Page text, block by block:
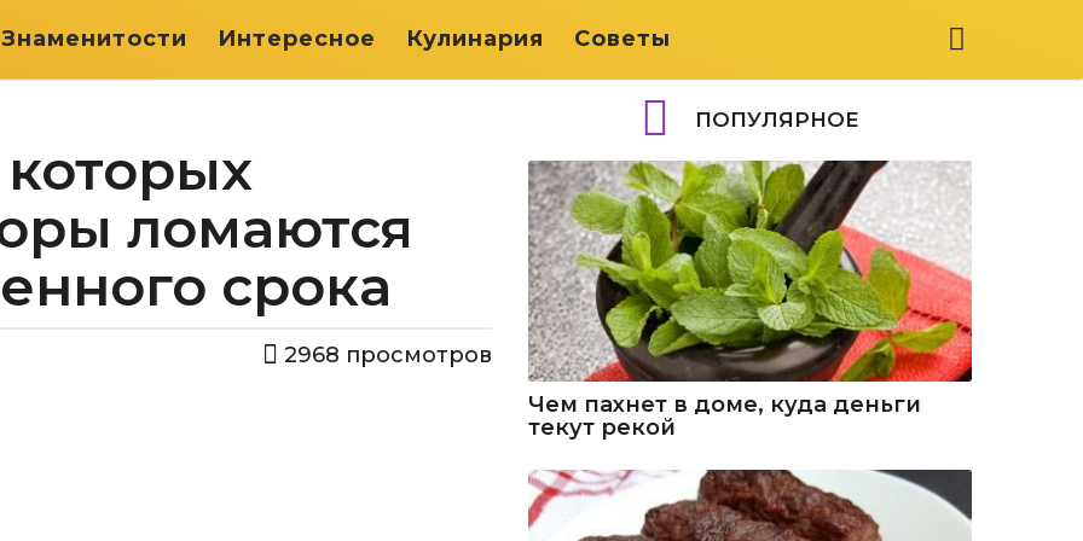
Знаменитости Интересное Кулинария Советы
ломаются
срока
2968 просмотров
ПОПУЛЯРНОЕ
Чем пахнет в доме, куда деньги
текут рекой